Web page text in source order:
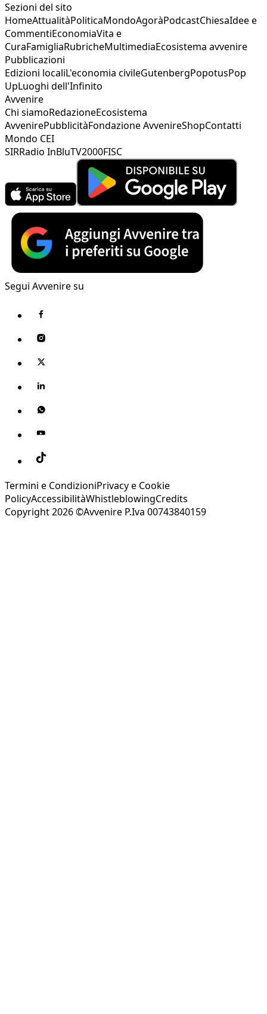
Sezioni del sito
HomeAttualitàPoliticaMondoAgoràPodcastChiesaIdee e
CommentiEconomiaVita e
CuraFamigliaRubricheMultimediaEcosistema avvenire
Pubblicazioni
Edizioni localiL'economia civileGutenbergPopotusPop
UpLuoghi dell'Infinito
Avvenire
Chi siamoRedazioneEcosistema
AvvenirePubblicitàFondazione AvvenireShopContatti
Mondo CEI
SIRRadio InBluTV2000FISC
Segui Avvenire su
Termini e CondizioniPrivacy e Cookie
PolicyAccessibilitàWhistleblowingCredits
Copyright 2026 ©Avvenire P.Iva 00743840159